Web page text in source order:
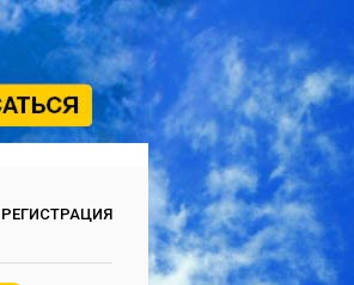
РЕГИСТРАЦИЯ